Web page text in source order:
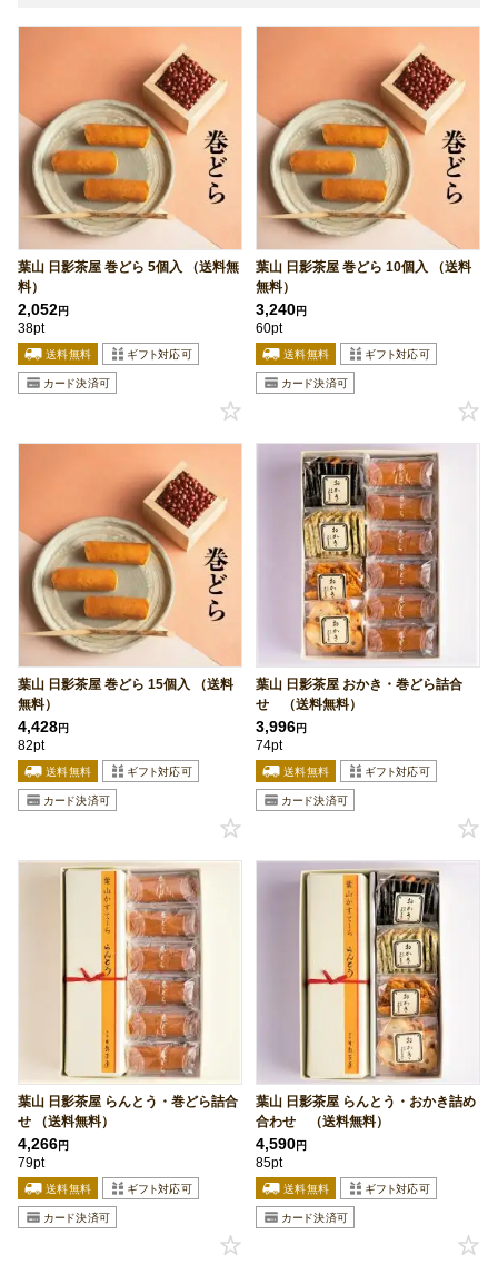
葉山 日影茶屋 巻どら 5個入 （送料無
料）
2,052円
38pt
葉山 日影茶屋 巻どら 10個入 （送料
無料）
3,240円
60pt
葉山 日影茶屋 巻どら 15個入 （送料
無料）
4,428円
82pt
葉山 日影茶屋 おかき・巻どら詰合
せ （送料無料）
3,996円
74pt
葉山 日影茶屋 らんとう・巻どら詰合
せ （送料無料）
4,266円
79pt
葉山 日影茶屋 らんとう・おかき詰め
合わせ （送料無料）
4,590円
85pt